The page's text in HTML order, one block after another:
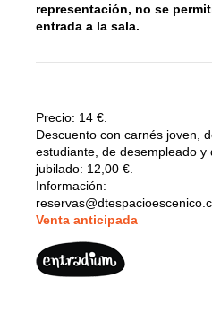
representación, no se
entrada a la sala.
Precio: 14 €.
Descuento con carnés joven,
estudiante, de desempleado y
jubilado: 12,00 €.
Información:
Venta anticipada